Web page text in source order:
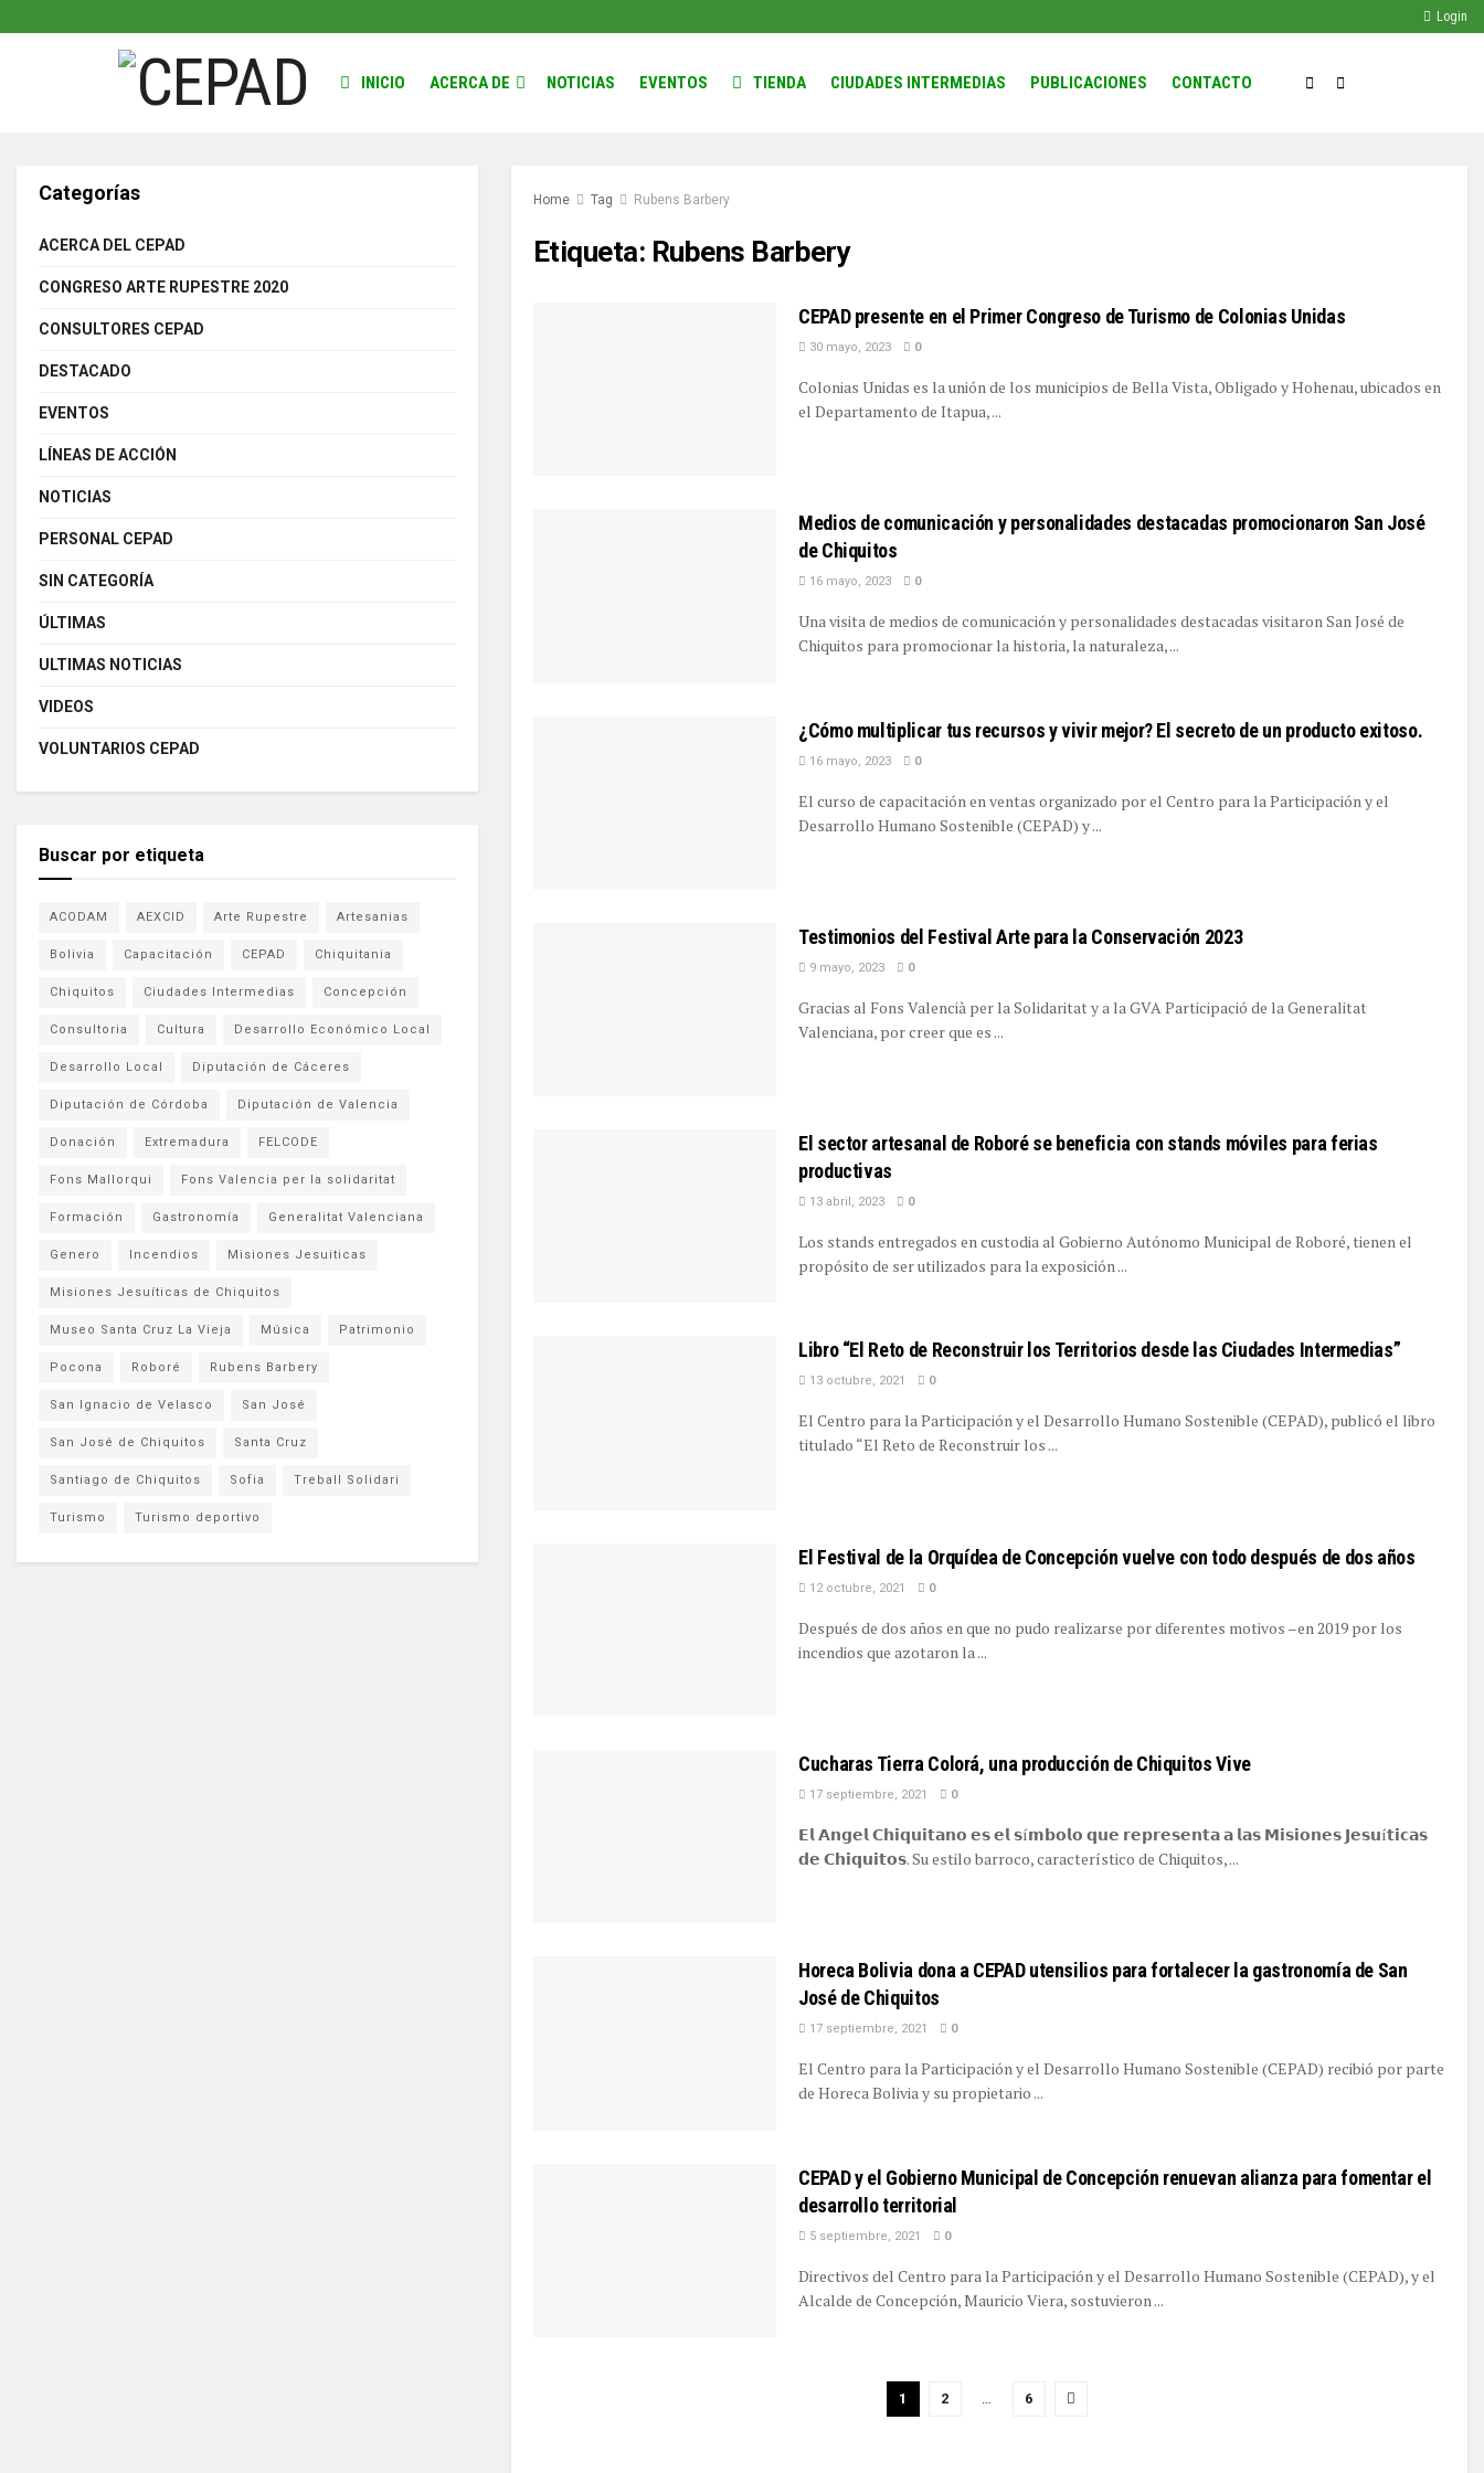
Login
INICIO ACERCA DE NOTICIAS EVENTOS TIENDA CIUDADES INTERMEDIAS PUBLICACIONES CONTACTO
Home Tag Rubens Barbery
Etiqueta: Rubens Barbery
CEPAD presente en el Primer Congreso de Turismo de Colonias Unidas
30 mayo, 2023 0
Colonias Unidas es la unión de los municipios de Bella Vista, Obligado y Hohenau, ubicados en
el Departamento de Itapua, ...
Medios de comunicación y personalidades destacadas promocionaron San José
de Chiquitos
16 mayo, 2023 0
Una visita de medios de comunicación y personalidades destacadas visitaron San José de
Chiquitos para promocionar la historia, la naturaleza, ...
¿Cómo multiplicar tus recursos y vivir mejor? El secreto de un producto exitoso.
16 mayo, 2023 0
El curso de capacitación en ventas organizado por el Centro para la Participación y el
Desarrollo Humano Sostenible (CEPAD) y ...
Testimonios del Festival Arte para la Conservación 2023
9 mayo, 2023 0
Gracias al Fons Valencià per la Solidaritat y a la GVA Participació de la Generalitat
Valenciana, por creer que es ...
El sector artesanal de Roboré se beneficia con stands móviles para ferias
productivas
13 abril, 2023 0
Los stands entregados en custodia al Gobierno Autónomo Municipal de Roboré, tienen el
propósito de ser utilizados para la exposición ...
Libro “El Reto de Reconstruir los Territorios desde las Ciudades Intermedias”
13 octubre, 2021 0
El Centro para la Participación y el Desarrollo Humano Sostenible (CEPAD), publicó el libro
titulado “El Reto de Reconstruir los ...
El Festival de la Orquídea de Concepción vuelve con todo después de dos años
12 octubre, 2021 0
Después de dos años en que no pudo realizarse por diferentes motivos –en 2019 por los
incendios que azotaron la ...
Cucharas Tierra Colorá, una producción de Chiquitos Vive
17 septiembre, 2021 0
𝗘𝗹 𝗔𝗻𝗴𝗲𝗹 𝗖𝗵𝗶𝗾𝘂𝗶𝘁𝗮𝗻𝗼 𝗲𝘀 𝗲𝗹 𝘀í𝗺𝗯𝗼𝗹𝗼 𝗾𝘂𝗲 𝗿𝗲𝗽𝗿𝗲𝘀𝗲𝗻𝘁𝗮 𝗮 𝗹𝗮𝘀 𝗠𝗶𝘀𝗶𝗼𝗻𝗲𝘀 𝗝𝗲𝘀𝘂í𝘁𝗶𝗰𝗮𝘀
𝗱𝗲 𝗖𝗵𝗶𝗾𝘂𝗶𝘁𝗼𝘀. Su estilo barroco, característico de Chiquitos, ...
Horeca Bolivia dona a CEPAD utensilios para fortalecer la gastronomía de San
José de Chiquitos
17 septiembre, 2021 0
El Centro para la Participación y el Desarrollo Humano Sostenible (CEPAD) recibió por parte
de Horeca Bolivia y su propietario ...
CEPAD y el Gobierno Municipal de Concepción renuevan alianza para fomentar el
desarrollo territorial
5 septiembre, 2021 0
Directivos del Centro para la Participación y el Desarrollo Humano Sostenible (CEPAD), y el
Alcalde de Concepción, Mauricio Viera, sostuvieron ...
1 2 6
Categorías
ACERCA DEL CEPAD
CONGRESO ARTE RUPESTRE 2020
CONSULTORES CEPAD
DESTACADO
EVENTOS
LÍNEAS DE ACCIÓN
NOTICIAS
PERSONAL CEPAD
SIN CATEGORÍA
ÚLTIMAS
ULTIMAS NOTICIAS
VIDEOS
VOLUNTARIOS CEPAD
Buscar por etiqueta
ACODAM AEXCID Arte Rupestre Artesanias
Bolivia Capacitación CEPAD Chiquitania
Chiquitos Ciudades Intermedias Concepción
Consultoria Cultura Desarrollo Económico Local
Desarrollo Local Diputación de Cáceres
Diputación de Córdoba Diputación de Valencia
Donación Extremadura FELCODE
Fons Mallorqui Fons Valencia per la solidaritat
Formación Gastronomía Generalitat Valenciana
Genero Incendios Misiones Jesuiticas
Misiones Jesuíticas de Chiquitos
Museo Santa Cruz La Vieja Música Patrimonio
Pocona Roboré Rubens Barbery
San Ignacio de Velasco San José
San José de Chiquitos Santa Cruz
Santiago de Chiquitos Sofia Treball Solidari
Turismo Turismo deportivo